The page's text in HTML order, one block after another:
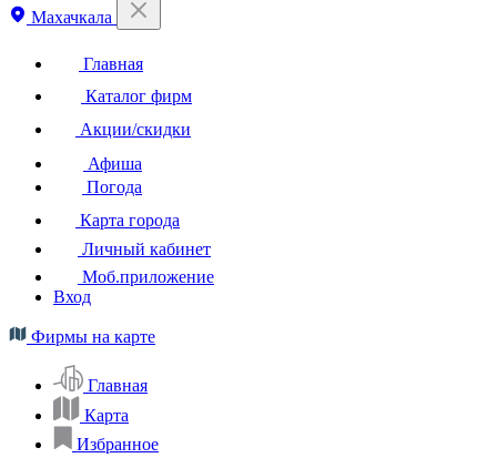
Махачкала
Главная
Каталог фирм
Акции/скидки
Афиша
Погода
Карта города
Личный кабинет
Моб.приложение
Вход
Фирмы на карте
Главная
Карта
Избранное